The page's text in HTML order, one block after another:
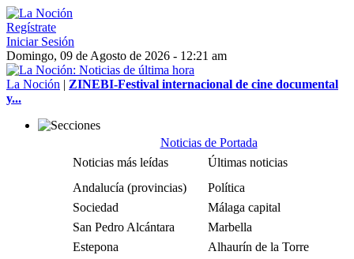
Regístrate
Iniciar Sesión
Domingo, 09 de Agosto de 2026 - 12:21 am
La Noción | ZINEBI-Festival internacional de cine documental
y...
Noticias de Portada
Noticias más leídas
Últimas noticias
Andalucía (provincias)
Política
Sociedad
Málaga capital
San Pedro Alcántara
Marbella
Estepona
Alhaurín de la Torre